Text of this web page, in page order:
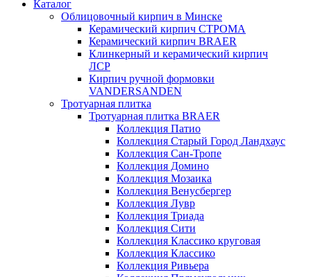
Каталог
Облицовочный кирпич в Минске
Керамический кирпич СТРОМА
Керамический кирпич BRAER
Клинкерный и керамический кирпич
ЛСР
Кирпич ручной формовки
VANDERSANDEN
Тротуарная плитка
Тротуарная плитка BRAER
Коллекция Патио
Коллекция Старый Город Ландхаус
Коллекция Сан-Тропе
Коллекция Домино
Коллекция Мозаика
Коллекция Венусбергер
Коллекция Лувр
Коллекция Триада
Коллекция Сити
Коллекция Классико круговая
Коллекция Классико
Коллекция Ривьера